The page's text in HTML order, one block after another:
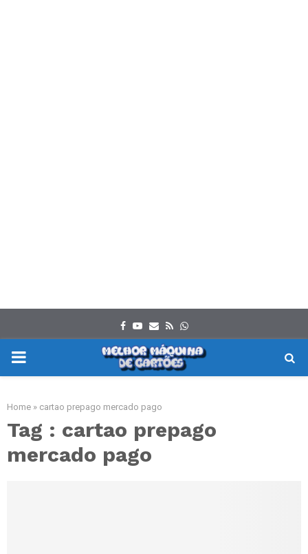
Facebook
Youtube
Email
RssWhatsapp
PRIMARY
Home » cartao prepago mercado pago
Tag : cartao prepago
mercado pago